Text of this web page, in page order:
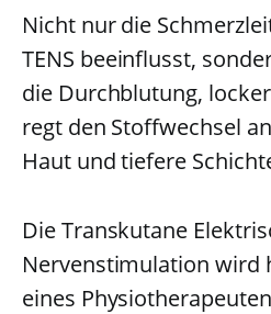
Nicht nur die
TENS beeinflusst,
die Durchblutung,
regt den Stoffwechsel
Haut und tiefere
Die Transkutane
Nervenstimulation wird
eines